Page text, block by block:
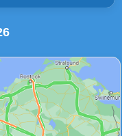
Stau
(1)